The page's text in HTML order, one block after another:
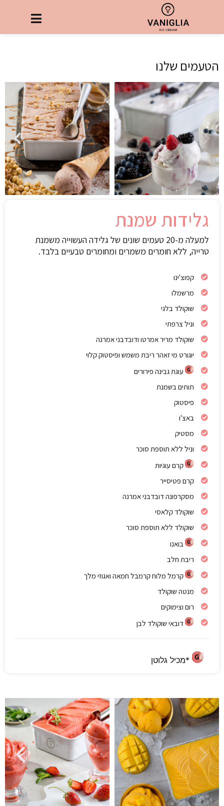
הטעמים שלנו
גלידות שמנת​
למעלה מ-20 טעמים שונים של גלידה העשוייה משמנת
טרייה, ללא חומרים משמרים ומחומרים טבעיים בלבד.
קפוצ'ינו
מרשמלו
שוקולד בלגי
וניל צרפתי
שוקולד מריר אמרטו ודובדבני אמרנה
יוגורט מי זאהר ריבת משמש ופיסטוק קלוי
עוגת גבינה פירורים
תותים בשמנת
פיסטוק
באצ'ו
מסטיק
וניל ללא תוספת סוכר
קרם עוגיות
קרם פטיסייר
מסקרפונה דובדבני אמרנה
שוקולד קלאסי
שוקולד ללא תוספת סוכר
בואנו
ריבת חלב
קרמל מלוח קרמבל חמאה ואגוזי מלך
מנטה שוקולד
רום וצימוקים
דובאי שוקולד לבן
*מכיל גלוטן